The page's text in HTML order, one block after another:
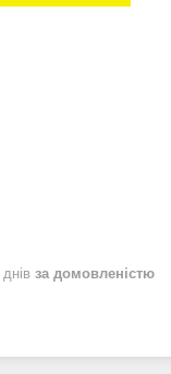
за домовленістю